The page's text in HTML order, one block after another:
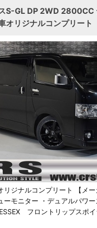
S-GL DP 2WD 2800CC
オリジナルコンプリート
リジナルコンプリート 【メー
ーモニター ・デュアルパワ
フロントリップスポ